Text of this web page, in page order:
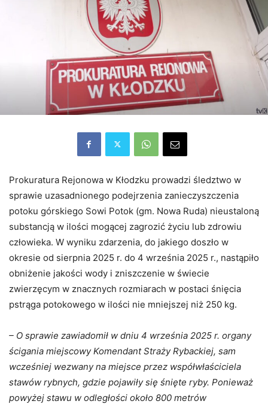
Prokuratura Rejonowa w Kłodzku prowadzi śledztwo w
sprawie uzasadnionego podejrzenia zanieczyszczenia
potoku górskiego Sowi Potok (gm. Nowa Ruda) nieustaloną
substancją w ilości mogącej zagrozić życiu lub zdrowiu
człowieka. W wyniku zdarzenia, do jakiego doszło w
okresie od sierpnia 2025 r. do 4 września 2025 r., nastąpiło
obniżenie jakości wody i zniszczenie w świecie
zwierzęcym w znacznych rozmiarach w postaci śnięcia
pstrąga potokowego w ilości nie mniejszej niż 250 kg.
– O sprawie zawiadomił w dniu 4 września 2025 r. organy
ścigania miejscowy Komendant Straży Rybackiej, sam
wcześniej wezwany na miejsce przez współwłaściciela
stawów rybnych, gdzie pojawiły się śnięte ryby. Ponieważ
powyżej stawu w odległości około 800 metrów